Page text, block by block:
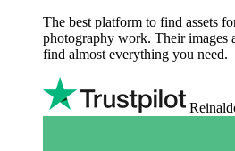
The best platform to find assets
photography work. Their images
find almost everything you need.